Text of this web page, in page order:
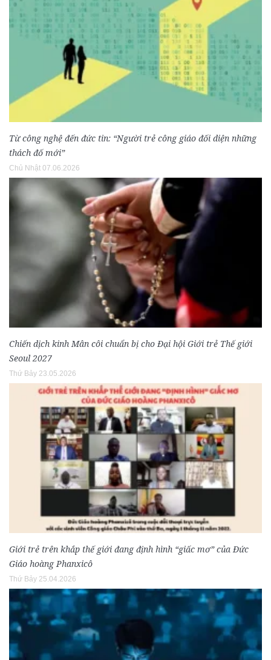
Từ công nghệ đến đức tin: “Người trẻ công giáo đối diện những
thách đố mới”
Chủ Nhật 07.06.2026
Chiến dịch kinh Mân côi chuẩn bị cho Đại hội Giới trẻ Thế giới
Seoul 2027
Thứ Bảy 23.05.2026
Giới trẻ trên khắp thế giới đang định hình “giấc mơ” của Đức
Giáo hoàng Phanxicô
Thứ Bảy 25.04.2026